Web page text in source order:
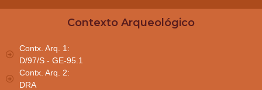
Contexto Arqueológico
Contx. Arq. 1:
D/97/S - GE-95.1
Contx. Arq. 2:
DRA